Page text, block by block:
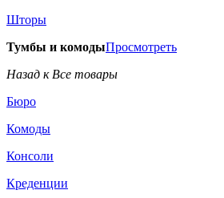
Шторы
Тумбы и комодыПросмотреть
Назад к Все товары
Бюро
Комоды
Консоли
Креденции